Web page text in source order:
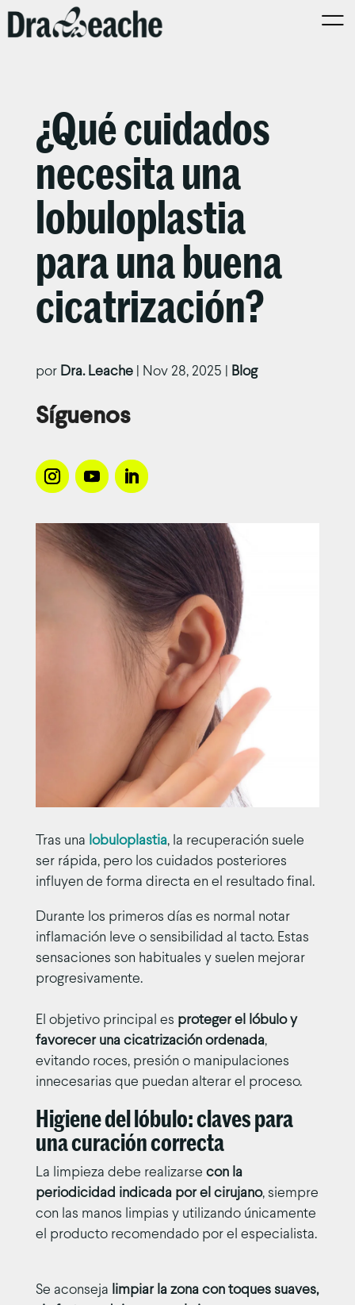
¿Qué cuidados
necesita una
lobuloplastia
para una buena
cicatrización?
por Dra. Leache| Nov 28, 2025 Blog
Síguenos
Tras una lobuloplastia, la recuperación suele
ser rápida, pero los cuidados posteriores
influyen de forma directa en el resultado final.
Durante los primeros días es normal notar
inflamación leve o sensibilidad al tacto. Estas
sensaciones son habituales y suelen mejorar
progresivamente.
El objetivo principal es proteger el lóbulo y
favorecer una cicatrización ordenada,
evitando roces, presión o manipulaciones
innecesarias que puedan alterar el proceso.
Higiene del lóbulo: claves para
una curación correcta
La limpieza debe realizarse con la
periodicidad indicada por el cirujano, siempre
con las manos limpias y utilizando únicamente
el producto recomendado por el especialista.
Se aconseja limpiar la zona con toques suaves,